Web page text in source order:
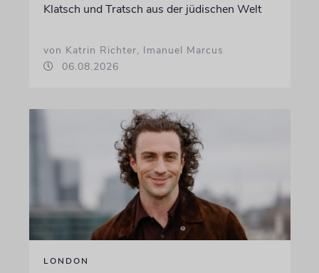
Klatsch und Tratsch aus der jüdischen Welt
von Katrin Richter, Imanuel Marcus
06.08.2026
LONDON